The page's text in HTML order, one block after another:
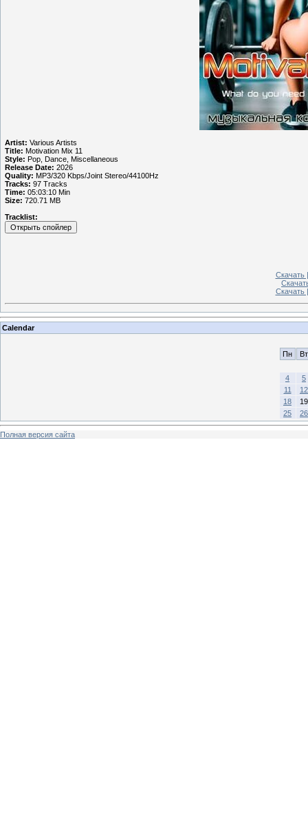
Artist: Various Artists
Title: Motivation Mix 11
Style: Pop, Dance, Miscellaneous
Release Date: 2026
Quality: MP3/320 Kbps/Joint Stereo/44100Hz
Tracks: 97 Tracks
Time: 05:03:10 Min
Size: 720.71 MB
Tracklist:
Скачать
Скачать
Calendar
Пн Вт
4
5
11
12
18
19
25
26
Полная версия сайта